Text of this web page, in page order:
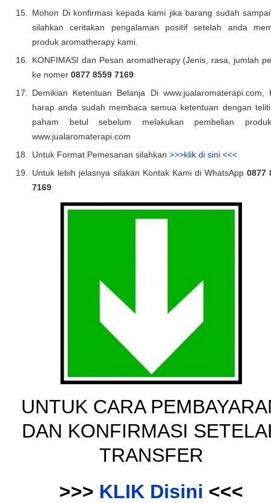
Mohon Di konfirmasi kepada kami jika barang sudah
silahkan ceritakan pengalaman positif setelah anda
produk aromatherapy kami.
KONFIMASI dan Pesan aromatherapy (Jenis, rasa, jumlah
ke nomer 0877 8559 7169
Demikian Ketentuan Belanja Di www.jualaromaterapi.com,
harap anda sudah membaca semua ketentuan dengan
paham betul sebelum melakukan pembelian
www.jualaromaterapi.com
Untuk Format Pemesanan silahkan >>>klik di sini <<<
Untuk lebih jelasnya silakan Kontak Kami di WhatsApp 0877
7169
UNTUK CARA
DAN KONFIRMASI
TRANSFER
>>> KLIK Disini <<<